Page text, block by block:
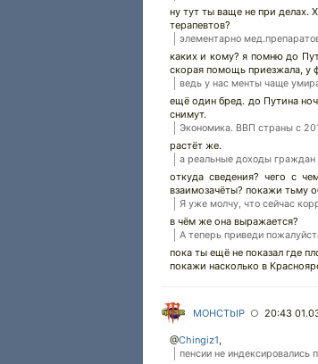
ну тут ты ваще не при делах.
терапевтов?
элементарно
каких и кому? я помню до
скорая помощь приезжала, у
ведь у нас менты чаще
ещё один бред. до Путина
снимут.
Экономика. ВВП страны с
растёт же.
а реальные доходы граждан
откуда сведения? чего с
взаимозачёты? покажи тьму
Я уже молчу, что сейчас
в чём же она выражается?
А теперь приведи
пока ты ещё не показал где
покажи насколько в
MOHCTbIP ○ 20:43
@Chingiz1,
пенсии не индексировались